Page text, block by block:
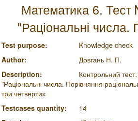
Математика 6.
"Раціональні числа.
Test purpose:
Knowledge check
Author:
Довгань Н. П.
Description:
Контрольний
"Раціональні числа. Порівняння
три четвертих
Testcases quantity:
14